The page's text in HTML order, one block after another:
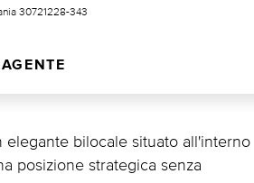
30721228-343
AGENTE
bilocale situato all'interno
posizione strategica senza